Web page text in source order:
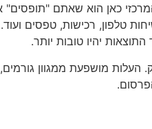
כאן הוא שאתם
טלפון, רכישות, טפסים
יהיו טובות יותר.
העלות מושפעת ממגוון